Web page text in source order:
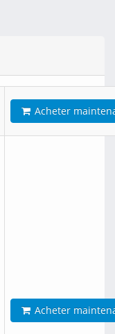
Acheter
Acheter